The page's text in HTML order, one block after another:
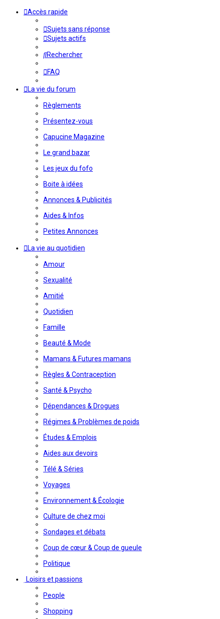
Accès rapide
Sujets sans réponse
Sujets actifs
Rechercher
FAQ
La vie du forum
Règlements
Présentez-vous
Capucine Magazine
Le grand bazar
Les jeux du fofo
Boite à idées
Annonces & Publicités
Aides & Infos
Petites Annonces
La vie au quotidien
Amour
Sexualité
Amitié
Quotidien
Famille
Beauté & Mode
Mamans & Futures mamans
Règles & Contraception
Santé & Psycho
Dépendances & Drogues
Régimes & Problèmes de poids
Études & Emplois
Aides aux devoirs
Télé & Séries
Voyages
Environnement & Écologie
Culture de chez moi
Sondages et débats
Coup de cœur & Coup de gueule
Politique
Loisirs et passions
People
Shopping